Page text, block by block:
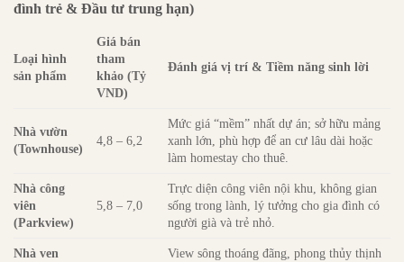
đình trẻ & Đầu tư trung hạn)
Loại hình
sản phẩm
Giá bán
tham
khảo (Tỷ
VND)
Đánh giá vị trí & Tiềm năng sinh lời
Nhà vườn
(Townhouse)
4,8 – 6,2
Mức giá “mềm” nhất dự án; sở hữu mảng
xanh lớn, phù hợp để an cư lâu dài hoặc
làm homestay cho thuê.
Nhà công
viên
(Parkview)
5,8 – 7,0
Trực diện công viên nội khu, không gian
sống trong lành, lý tưởng cho gia đình có
người già và trẻ nhỏ.
Nhà ven
View sông thoáng đãng, phong thủy thịnh